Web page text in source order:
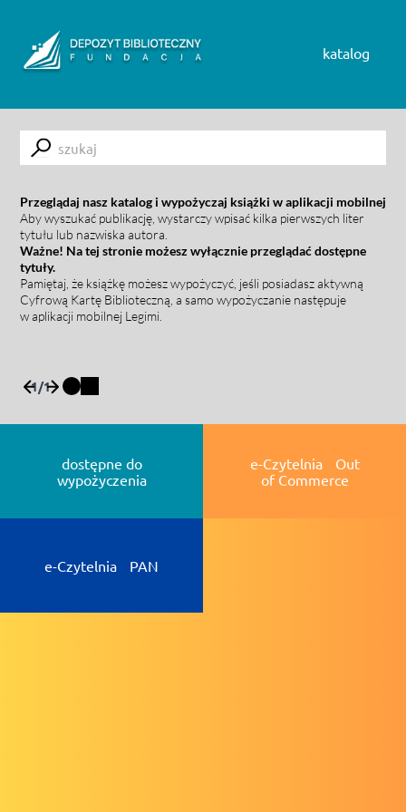
katalog
Submit
Przeglądaj nasz katalog i wypożyczaj książki w aplikacji mobilnej
Aby wyszukać publikację, wystarczy wpisać kilka pierwszych liter
tytułu lub nazwiska autora.
Ważne! Na tej stronie możesz wyłącznie przeglądać dostępne
tytuły.
Pamiętaj, że książkę możesz wypożyczyć, jeśli posiadasz aktywną
Cyfrową Kartę Biblioteczną, a samo wypożyczanie następuje
w aplikacji mobilnej Legimi.
1/1
dostępne do
wypożyczenia
e-Czytelnia Out
of Commerce
e-Czytelnia PAN